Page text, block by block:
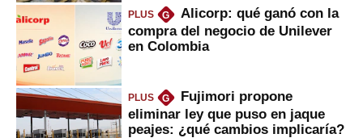
PLUS G
Alicorp: qué ganó con la
compra del negocio de Unilever
en Colombia
PLUS G
Fujimori propone
eliminar ley que puso en jaque
peajes: ¿qué cambios implicaría?